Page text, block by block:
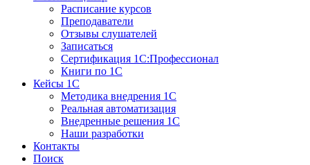
Расписание курсов
Преподаватели
Отзывы слушателей
Записаться
Сертификация 1С:Профессионал
Книги по 1С
Кейсы 1С
Методика внедрения 1С
Реальная автоматизация
Внедренные решения 1С
Наши разработки
Контакты
Поиск